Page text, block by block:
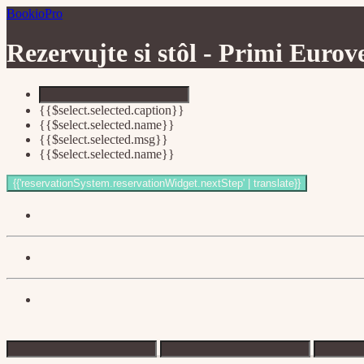
BookioPro
Rezervujte si stôl - Primi
{{$select.selected.caption}}
{{$select.selected.name}}
{{$select.selected.msg}}
{{$select.selected.name}}